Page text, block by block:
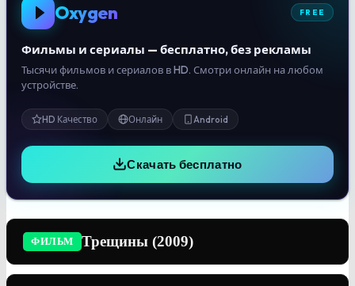
Oxygen FREE
Фильмы и сериалы — бесплатно, без рекламы
Тысячи фильмов и сериалов в HD. Смотри онлайн на любом
устройстве.
HD Качество Онлайн Android
Скачать бесплатно
ФИЛЬМ Трещины (2009)